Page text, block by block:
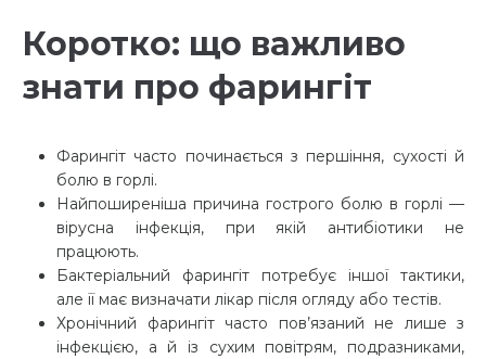
Коротко: що важливо
знати про фарингіт
Фарингіт часто починається з першіння, сухості й
болю в горлі.
Найпоширеніша причина гострого болю в горлі —
вірусна інфекція, при якій антибіотики не
працюють.
Бактеріальний фарингіт потребує іншої тактики,
але її має визначати лікар після огляду або тестів.
Хронічний фарингіт часто пов’язаний не лише з
інфекцією, а й із сухим повітрям, подразниками,